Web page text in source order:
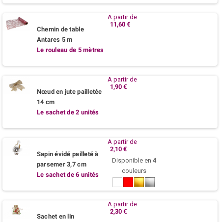
Chemin de table
Antares 5 m
Le rouleau de 5 mètres
A partir de
11,60 €
Nœud en jute pailletée
14 cm
Le sachet de 2 unités
A partir de
1,90 €
Sapin évidé pailleté à
parsemer 3,7 cm
Le sachet de 6 unités
A partir de
2,10 €
Disponible en 4
couleurs
BlancRouge
Or Argent
Sachet en lin
A partir de
2,30 €